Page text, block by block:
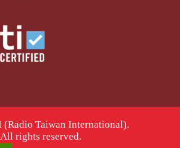
(Radio Taiwan International).
All rights reserved.